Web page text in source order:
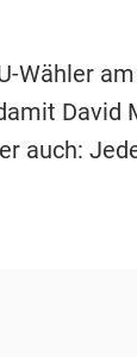
Wähler
David
auch: